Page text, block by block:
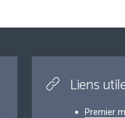
Liens
Premier